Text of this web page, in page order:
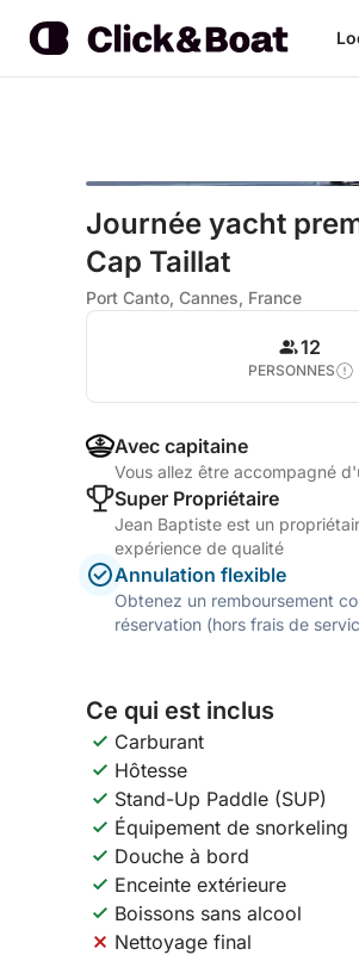
Journée yacht
Cap Taillat
Port Canto, Cannes, France
12
PERSONNES
Avec capitaine
Vous allez être accompagné
Super Propriétaire
Jean Baptiste est un
expérience de qualité
Annulation flexible
Obtenez un remboursement
réservation (hors frais de
Ce qui est inclus
Carburant
Hôtesse
Stand-Up Paddle (SUP)
Équipement de snorkeling
Douche à bord
Enceinte extérieure
Boissons sans alcool
Nettoyage final